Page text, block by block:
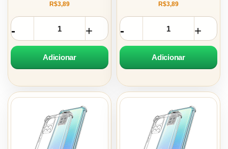
R$3,89
Adicionar
R$3,89
Adicionar